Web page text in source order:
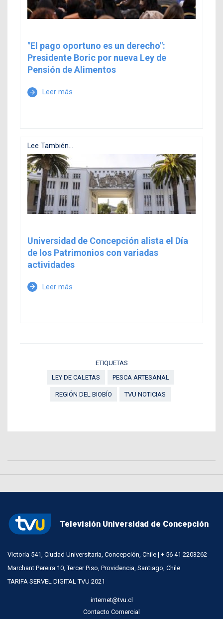
"El pago oportuno es un derecho":
Presidente Boric por nueva Ley de
Pensión de Alimentos
arrow_forward Leer más
Lee También...
Universidad de Concepción alista el Día
de los Patrimonios con variadas
actividades
arrow_forward Leer más
ETIQUETAS
LEY DE CALETAS
PESCA ARTESANAL
REGIÓN DEL BIOBÍO TVU NOTICIAS
Televisión Universidad de Concepción
Victoria 541, Ciudad Universitaria, Concepción, Chile | + 56 41 2203262
Marchant Pereira 10, Tercer Piso, Providencia, Santiago, Chile
TARIFA SERVEL DIGITAL TVU 2021
internet@tvu.cl
Contacto Comercial